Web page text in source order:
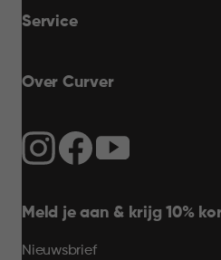
Service
Over Curver
Meld je aan & krijg 10%
Nieuwsbrief